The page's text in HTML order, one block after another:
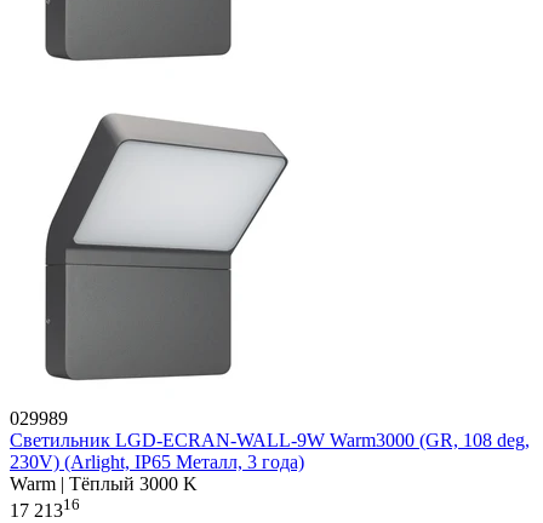
029989
Светильник LGD-ECRAN-WALL-9W Warm3000 (GR, 108 deg,
230V) (Arlight, IP65 Металл, 3 года)
Warm | Тёплый 3000 K
17 21316